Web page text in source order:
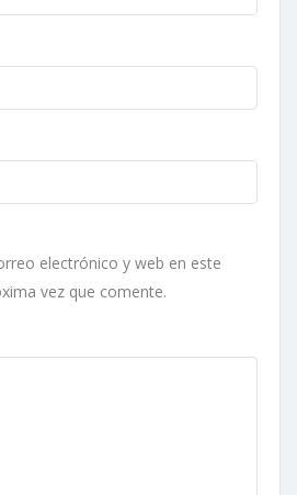
electrónico y web en este
vez que comente.